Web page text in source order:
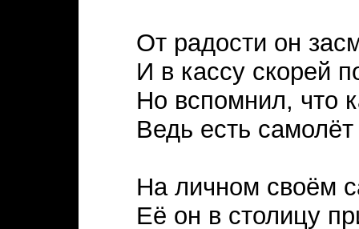
От радости он
И в кассу скорей
Но вспомнил, что
Ведь есть самолёт
На личном своём
Её он в столицу